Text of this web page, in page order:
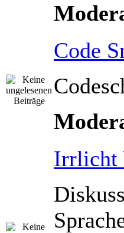
Code
Irrlicht